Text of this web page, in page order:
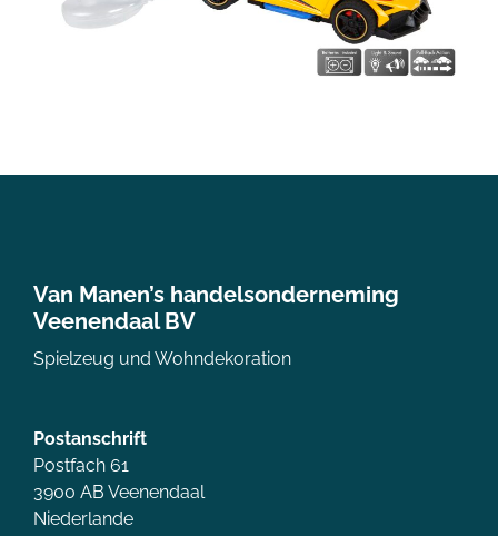
Van Manen’s handelsonderneming
Veenendaal BV
Spielzeug und Wohndekoration
Postanschrift
Postfach 61
3900 AB Veenendaal
Niederlande